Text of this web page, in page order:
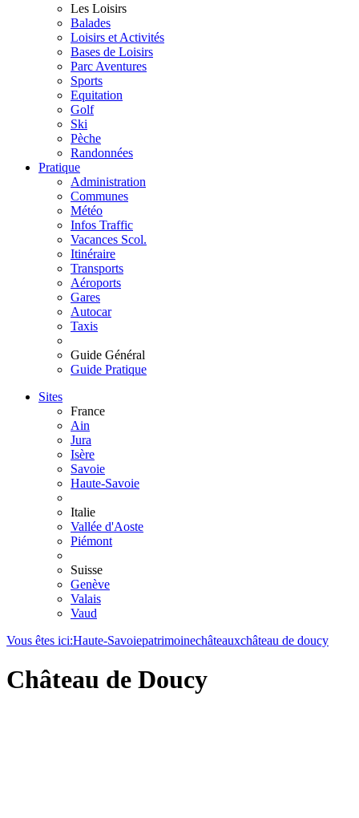
Les Loisirs
Balades
Loisirs et Activités
Bases de Loisirs
Parc Aventures
Sports
Equitation
Golf
Ski
Pèche
Randonnées
Pratique
Administration
Communes
Météo
Infos Traffic
Vacances Scol.
Itinéraire
Transports
Aéroports
Gares
Autocar
Taxis
Guide Général
Guide Pratique
Sites
France
Ain
Jura
Isère
Savoie
Haute-Savoie
Italie
Vallée d'Aoste
Piémont
Suisse
Genève
Valais
Vaud
Vous êtes ici:Haute-Savoiepatrimoinechâteauxchâteau de doucy
Château de Doucy